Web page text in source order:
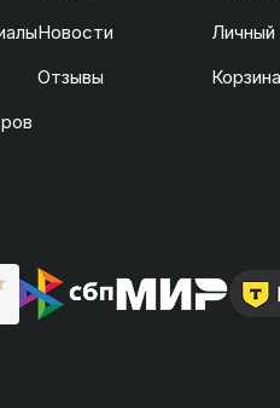
Новости
Отзывы
Личный
Корзина